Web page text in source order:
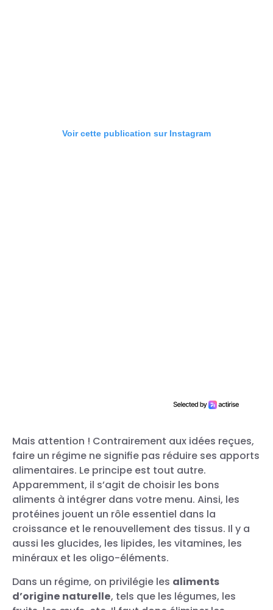
Voir cette publication sur Instagram
Mais attention ! Contrairement aux idées reçues,
faire un régime ne signifie pas réduire ses apports
alimentaires. Le principe est tout autre.
Apparemment, il s’agit de choisir les bons
aliments à intégrer dans votre menu. Ainsi, les
protéines jouent un rôle essentiel dans la
croissance et le renouvellement des tissus. Il y a
aussi les glucides, les lipides, les vitamines, les
minéraux et les oligo-éléments.
Dans un régime, on privilégie les aliments
d’origine naturelle, tels que les légumes, les